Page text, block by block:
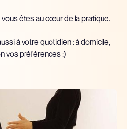
vous êtes au cœur de la pratique.
à votre quotidien : à domicile,
vos préférences :)